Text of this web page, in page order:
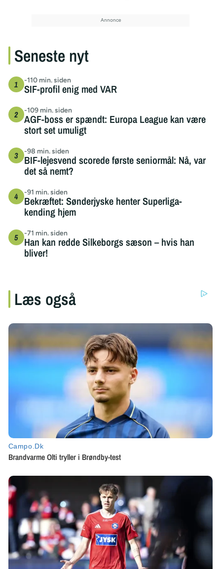
Seneste nyt
-110 min. siden
SIF-profil enig med VAR
-109 min. siden
AGF-boss er spændt: Europa League kan være
stort set umuligt
-98 min. siden
BIF-lejesvend scorede første seniormål: Nå, var
det så nemt?
-91 min. siden
Bekræftet: Sønderjyske henter Superliga-
kending hjem
-71 min. siden
Han kan redde Silkeborgs sæson – hvis han
bliver!